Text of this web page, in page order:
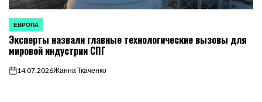
ОПУБЛИКОВАНО
В
ЕВРОПА
Эксперты назвали главные технологические вызовы для
мировой индустрии СПГ
on14.07.2026Жанна Ткаченко